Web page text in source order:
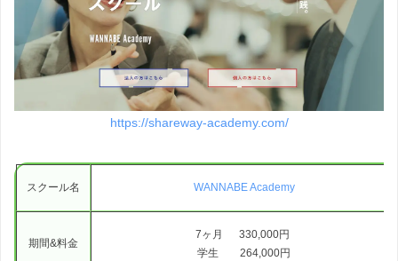
https://shareway-academy.com/
スクール名 WANNABE Academy
期間&料金
7ヶ月 330,000円
学生 264,000円